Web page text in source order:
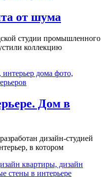
от шума
студии промышленного
коллекцию
Дом в
дизайн-студией
в котором